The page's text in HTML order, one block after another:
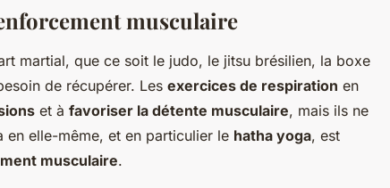
musculaire
martial, que ce soit le judo, le jitsu brésilien, la boxe
de récupérer. Les exercices de respiration en
et à favoriser la détente musculaire, mais ils ne
en elle-même, et en particulier le hatha yoga, est
musculaire.